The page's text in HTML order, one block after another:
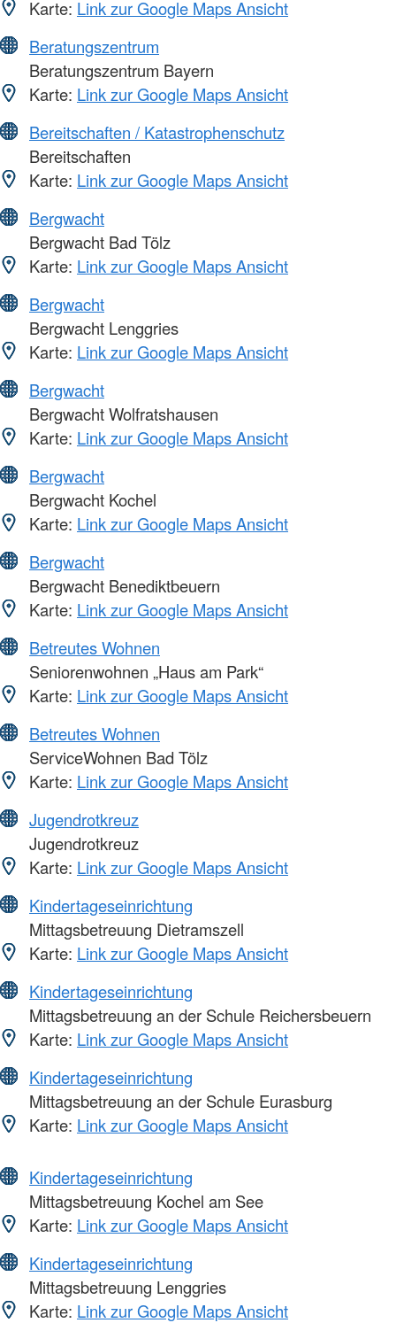
Karte: Link zur Google Maps Ansicht
Beratungszentrum
Beratungszentrum Bayern
Karte: Link zur Google Maps Ansicht
Bereitschaften / Katastrophenschutz
Bereitschaften
Karte: Link zur Google Maps Ansicht
Bergwacht
Bergwacht Bad Tölz
Karte: Link zur Google Maps Ansicht
Bergwacht
Bergwacht Lenggries
Karte: Link zur Google Maps Ansicht
Bergwacht
Bergwacht Wolfratshausen
Karte: Link zur Google Maps Ansicht
Bergwacht
Bergwacht Kochel
Karte: Link zur Google Maps Ansicht
Bergwacht
Bergwacht Benediktbeuern
Karte: Link zur Google Maps Ansicht
Betreutes Wohnen
Seniorenwohnen „Haus am Park“
Karte: Link zur Google Maps Ansicht
Betreutes Wohnen
ServiceWohnen Bad Tölz
Karte: Link zur Google Maps Ansicht
Jugendrotkreuz
Jugendrotkreuz
Karte: Link zur Google Maps Ansicht
Kindertageseinrichtung
Mittagsbetreuung Dietramszell
Karte: Link zur Google Maps Ansicht
Kindertageseinrichtung
Mittagsbetreuung an der Schule Reichersbeuern
Karte: Link zur Google Maps Ansicht
Kindertageseinrichtung
Mittagsbetreuung an der Schule Eurasburg
Karte: Link zur Google Maps Ansicht
Kindertageseinrichtung
Mittagsbetreuung Kochel am See
Karte: Link zur Google Maps Ansicht
Kindertageseinrichtung
Mittagsbetreuung Lenggries
Karte: Link zur Google Maps Ansicht